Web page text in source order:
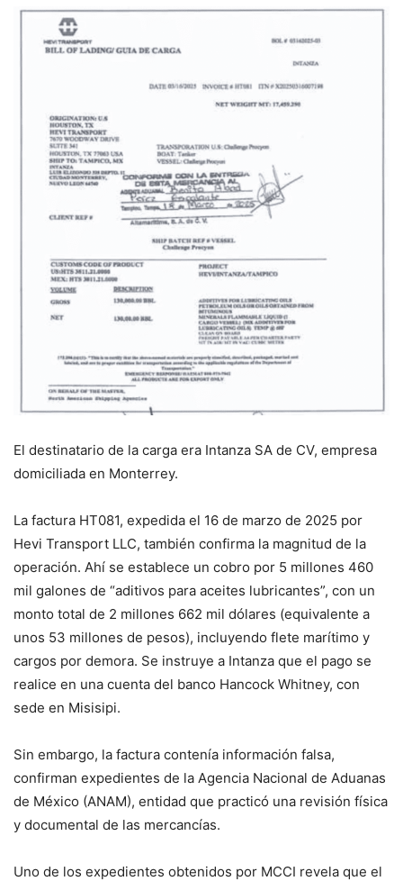
El destinatario de la carga era Intanza SA de CV, empresa
domiciliada en Monterrey.
La factura HT081, expedida el 16 de marzo de 2025 por
Hevi Transport LLC, también confirma la magnitud de la
operación. Ahí se establece un cobro por 5 millones 460
mil galones de “aditivos para aceites lubricantes”, con un
monto total de 2 millones 662 mil dólares (equivalente a
unos 53 millones de pesos), incluyendo flete marítimo y
cargos por demora. Se instruye a Intanza que el pago se
realice en una cuenta del banco Hancock Whitney, con
sede en Misisipi.
Sin embargo, la factura contenía información falsa,
confirman expedientes de la Agencia Nacional de Aduanas
de México (ANAM), entidad que practicó una revisión física
y documental de las mercancías.
Uno de los expedientes obtenidos por MCCI revela que el